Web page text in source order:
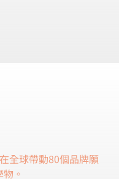
全球帶動80個品牌願
。